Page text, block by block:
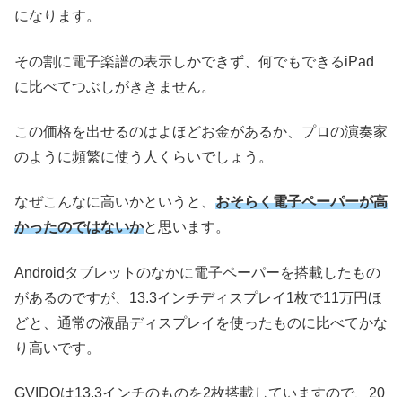
になります。
その割に電子楽譜の表示しかできず、何でもできるiPad
に比べてつぶしがききません。
この価格を出せるのはよほどお金があるか、プロの演奏家
のように頻繁に使う人くらいでしょう。
なぜこんなに高いかというと、 おそらく電子ペーパーが高
かったのではないかと思います。
Androidタブレットのなかに電子ペーパーを搭載したもの
があるのですが、13.3インチディスプレイ1枚で11万円ほ
どと、通常の液晶ディスプレイを使ったものに比べてかな
り高いです。
GVIDOは13.3インチのものを2枚搭載していますので、20